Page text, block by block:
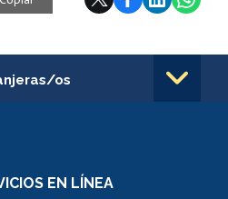
os
Estudiantil
EN LÍNEA